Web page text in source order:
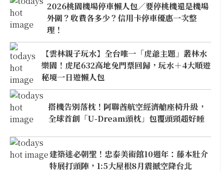
2026桃園機場停車懶人包／要停桃機還是機場
外圍？收費各多少？信用卡停車優惠一次整
理！
【雲林親子玩水】全台唯一「虎爺主題」叢林水
樂園！虎尾632高地免門票回歸，玩水＋4大順遊
秘境一日遊懶人包
搭機告別落枕！阿聯酋航空經濟艙座椅升級，
全球首創「U-Dream頭枕」包覆頭頸超好睡
建築迷必朝聖！忠泰美術館10週年：藤本壯介
特展打頭陣，1:5大屋根8月震撼空降台北